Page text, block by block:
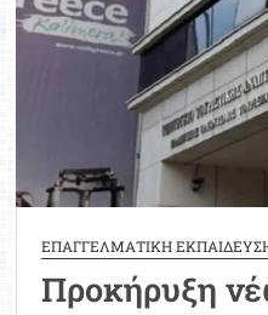
και
ποιους
αφορούν
ΕΠΑΓΓΕΛΜΑΤΙΚΗ
Προκήρυξη